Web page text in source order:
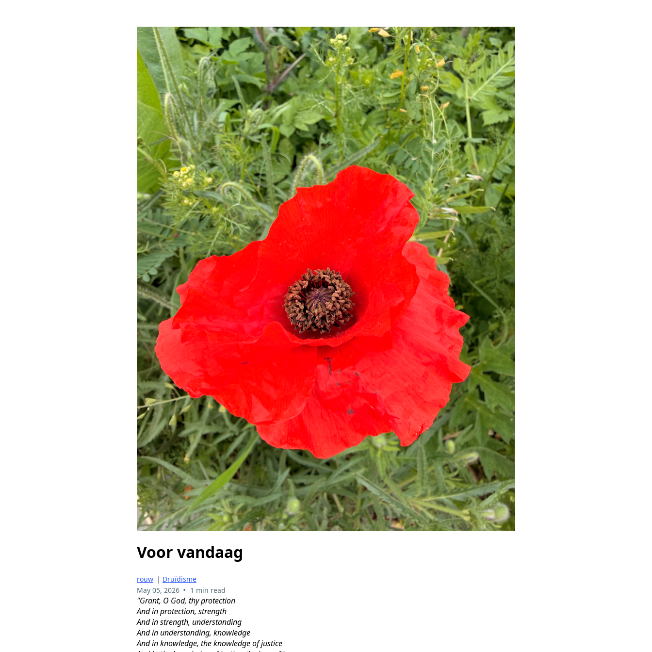
Voor vandaag
rouw | Druïdisme
May 05, 2026 • 1 min read
"Grant, O God, thy protection
And in protection, strength
And in strength, understanding
And in understanding, knowledge
And in knowledge, the knowledge of justice